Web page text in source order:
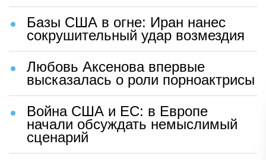
Базы США в огне: Иран нанес
сокрушительный удар возмездия
Любовь Аксенова впервые
высказалась о роли порноактрисы
Война США и ЕС: в Европе
начали обсуждать немыслимый
сценарий